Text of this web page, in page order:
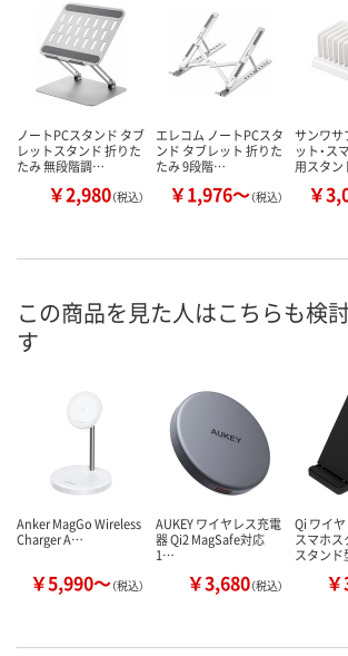
ノートPCスタンド タブ
レットスタンド 折りた
たみ 無段階調…
￥2,980（税込）
エレコム ノートPCスタ
ンド タブレット 折りた
たみ 9段階…
￥1,976～（税込）
サンワサ
ット・ス
用スタ
￥
この商品を見た人はこちらも検
す
Anker MagGo Wireless
Charger A…
￥5,990～（税込）
AUKEY ワイヤレス充電
器 Qi2 MagSafe対応
1…
￥3,680（税込）
Qi ワイ
スマホ
スタン